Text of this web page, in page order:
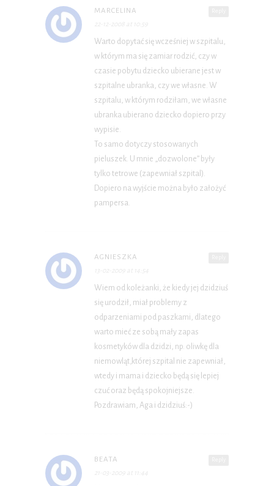
MARCELINA
22-12-2008 at 10:59
Warto dopytać się wcześniej w szpitalu,
w którym ma się zamiar rodzić, czy w
czasie pobytu dziecko ubierane jest w
szpitalne ubranka, czy we własne. W
szpitalu, w którym rodziłam, we własne
ubranka ubierano dziecko dopiero przy
wypisie.
To samo dotyczy stosowanych
pieluszek. U mnie „dozwolone” były
tylko tetrowe (zapewniał szpital).
Dopiero na wyjście można było założyć
pampersa.
AGNIESZKA
13-02-2009 at 14:54
Wiem od koleżanki, że kiedy jej dzidziuś
się urodził, miał problemy z
odparzeniami pod paszkami, dlatego
warto mieć ze sobą mały zapas
kosmetyków dla dzidzi, np. oliwkę dla
niemowląt,której szpital nie zapewniał,
wtedy i mama i dziecko będą się lepiej
czuć oraz będą spokojniejsze.
Pozdrawiam, Aga i dzidziuś:-)
BEATA
21-03-2009 at 11:44